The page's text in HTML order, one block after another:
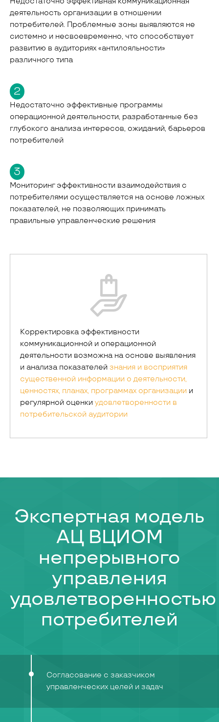
деятельность организации в отношении
потребителей. Проблемные зоны выявляются не
системно и несвоевременно, что способствует
развитию в аудиториях «антилояльности»
различного типа
2
Недостаточно эффективные программы
операционной деятельности, разработанные без
глубокого анализа интересов, ожиданий, барьеров
потребителей
3
Мониторинг эффективности взаимодействия с
потребителями осуществляется на основе ложных
показателей, не позволяющих принимать
правильные управленческие решения
Корректировка эффективности
коммуникационной и операционной
деятельности возможна на основе выявления
и анализа показателей знания и восприятия
существенной информации о деятельности,
ценностях, планах, программах организации и
регулярной оценки удовлетворенности в
потребительской аудитории
Экспертная модель
АЦ ВЦИОМ
непрерывного
управления
удовлетворенностью
потребителей
Согласование с заказчиком
управленческих целей и задач